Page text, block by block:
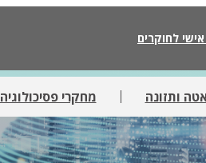
אישי לחוקרים
ותזונה מחקרי פסיכולוגיה